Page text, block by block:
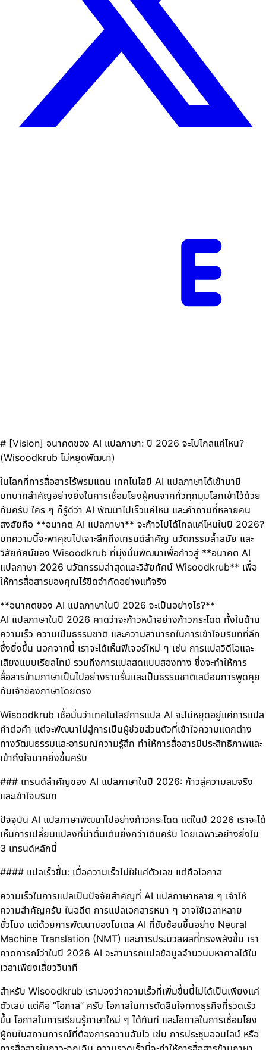
# [Vision] อนาคตของ AI แปลภาษา: ปี 2026 จะไปไกลแค่ไหน?
(Wisoodkrub ไม่หยุดพัฒนา)
ในโลกที่การสื่อสารไร้พรมแดน เทคโนโลยี AI แปลภาษาได้เข้ามามี
บทบาทสำคัญอย่างยิ่งในการเชื่อมโยงผู้คนจากทั่วทุกมุมโลกเข้าไว้ด้วย
กันครับ ใคร ๆ ก็รู้ดีว่า AI พัฒนาไปเร็วแค่ไหน และคำถามที่หลายคน
สงสัยคือ **อนาคต AI แปลภาษา** จะก้าวไปได้ไกลแค่ไหนในปี 2026?
บทความนี้จะพาคุณไปเจาะลึกถึงเทรนด์สำคัญ นวัตกรรมล้ำสมัย และ
วิสัยทัศน์ของ Wisoodkrub ที่มุ่งมั่นพัฒนาเพื่อก้าวสู่ **อนาคต AI
แปลภาษา 2026 นวัตกรรมล่าสุดและวิสัยทัศน์ Wisoodkrub** เพื่อ
ให้การสื่อสารของคุณไร้ขีดจำกัดอย่างแท้จริง
**อนาคตของ AI แปลภาษาในปี 2026 จะเป็นอย่างไร?**
AI แปลภาษาในปี 2026 คาดว่าจะก้าวหน้าอย่างก้าวกระโดด ทั้งในด้าน
ความเร็ว ความเป็นธรรมชาติ และความสามารถในการเข้าใจบริบทที่ลึก
ซึ้งยิ่งขึ้น นอกจากนี้ เราจะได้เห็นฟีเจอร์ใหม่ ๆ เช่น การแปลวิดีโอและ
เสียงแบบเรียลไทม์ รวมถึงการแปลสดแบบสองทาง ซึ่งจะทำให้การ
สื่อสารข้ามภาษาเป็นไปอย่างราบรื่นและเป็นธรรมชาติเสมือนการพูดคุย
กับเจ้าของภาษาโดยตรง
Wisoodkrub เชื่อมั่นว่าเทคโนโลยีการแปล AI จะไม่หยุดอยู่แค่การแปล
คำต่อคำ แต่จะพัฒนาไปสู่การเป็นผู้ช่วยส่วนตัวที่เข้าใจความแตกต่าง
ทางวัฒนธรรมและอารมณ์ความรู้สึก ทำให้การสื่อสารมีประสิทธิภาพและ
เข้าถึงใจมากยิ่งขึ้นครับ
### เทรนด์สำคัญของ AI แปลภาษาในปี 2026: ก้าวสู่ความสมจริง
และเข้าใจบริบท
ปัจจุบัน AI แปลภาษาพัฒนาไปอย่างก้าวกระโดด แต่ในปี 2026 เราจะได้
เห็นการเปลี่ยนแปลงที่น่าตื่นเต้นยิ่งกว่าเดิมครับ โดยเฉพาะอย่างยิ่งใน
3 เทรนด์หลักนี้
#### แปลเร็วขึ้น: เมื่อความเร็วไม่ใช่แค่ตัวเลข แต่คือโอกาส
ความเร็วในการแปลเป็นปัจจัยสำคัญที่ AI แปลภาษาหลาย ๆ เจ้าให้
ความสำคัญครับ ในอดีต การแปลเอกสารหนา ๆ อาจใช้เวลาหลาย
ชั่วโมง แต่ด้วยการพัฒนาของโมเดล AI ที่ซับซ้อนขึ้นอย่าง Neural
Machine Translation (NMT) และการประมวลผลที่ทรงพลังขึ้น เรา
คาดการณ์ว่าในปี 2026 AI จะสามารถแปลข้อมูลจำนวนมหาศาลได้ใน
เวลาเพียงเสี้ยววินาที
สำหรับ Wisoodkrub เรามองว่าความเร็วที่เพิ่มขึ้นนี้ไม่ได้เป็นเพียงแค่
ตัวเลข แต่คือ “โอกาส” ครับ โอกาสในการตัดสินใจทางธุรกิจที่รวดเร็ว
ขึ้น โอกาสในการเรียนรู้ภาษาใหม่ ๆ ได้ทันที และโอกาสในการเชื่อมโยง
ผู้คนในสถานการณ์ที่ต้องการความฉับไว เช่น การประชุมออนไลน์ หรือ